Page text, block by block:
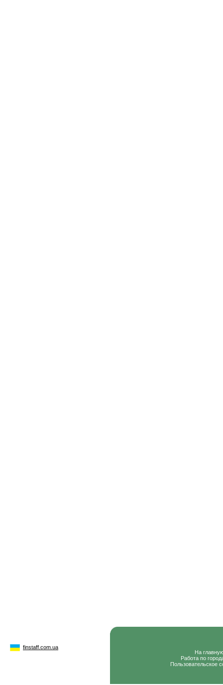
finstaff.com.ua
На
Работа по
Пользовательское